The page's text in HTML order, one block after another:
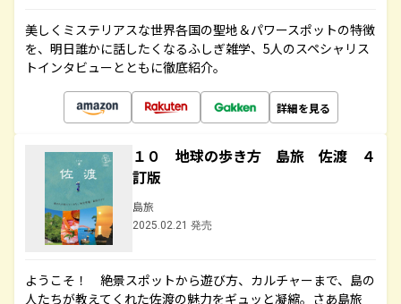
美しくミステリアスな世界各国の聖地＆パワースポットの特徴
を、明日誰かに話したくなるふしぎ雑学、5人のスペシャリス
トインタビューとともに徹底紹介。
詳細を見る
１０ 地球の歩き方 島旅 佐渡 ４
訂版
島旅
2025.02.21 発売
ようこそ！ 絶景スポットから遊び方、カルチャーまで、島の
人たちが教えてくれた佐渡の魅力をギュッと凝縮。さあ島旅